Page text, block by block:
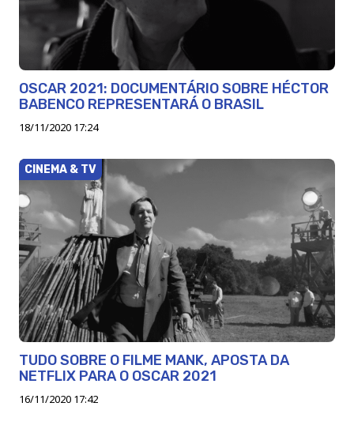
OSCAR 2021: DOCUMENTÁRIO SOBRE HÉCTOR
BABENCO REPRESENTARÁ O BRASIL
18/11/2020 17:24
CINEMA & TV
TUDO SOBRE O FILME MANK, APOSTA DA
NETFLIX PARA O OSCAR 2021
16/11/2020 17:42